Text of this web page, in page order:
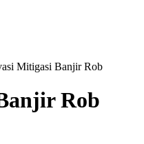
Mitigasi Banjir Rob
Rob